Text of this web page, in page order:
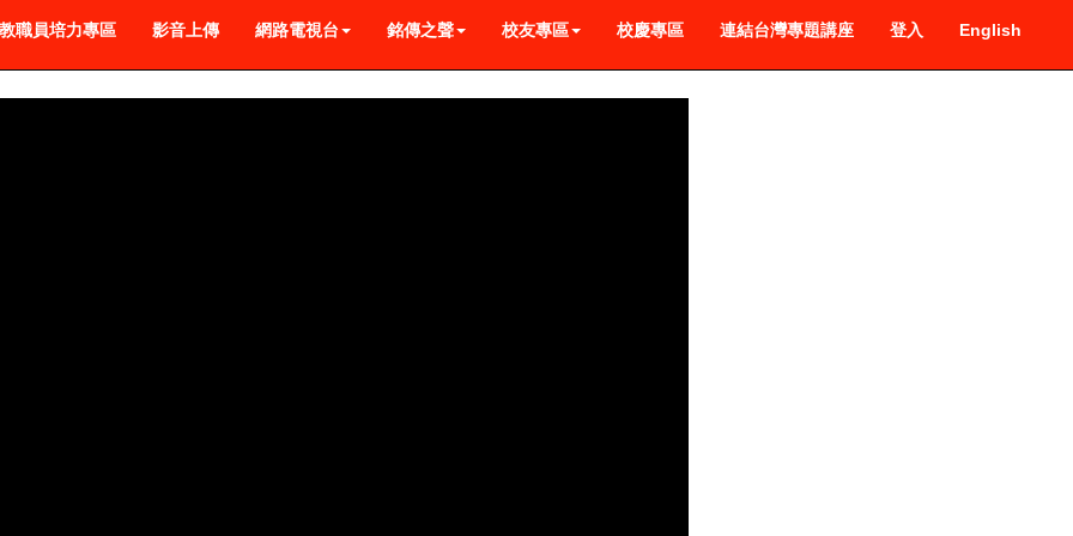
教職員培力專區 影音上傳 網路電視台 銘傳之聲 校友專區 校慶專區 連結台灣專題講座 登入 English